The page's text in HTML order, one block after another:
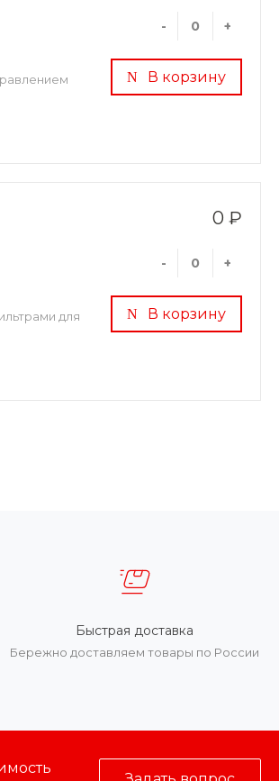
- +
В корзину
0 ₽
- +
В корзину
для
Быстрая доставка
Бережно доставляем товары по России